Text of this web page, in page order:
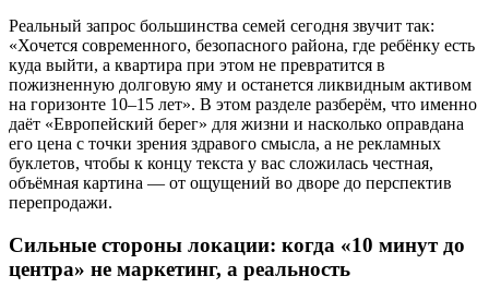
Реальный запрос большинства семей сегодня звучит так:
«Хочется современного, безопасного района, где ребёнку есть
куда выйти, а квартира при этом не превратится в
пожизненную долговую яму и останется ликвидным активом
на горизонте 10–15 лет». В этом разделе разберём, что именно
даёт «Европейский берег» для жизни и насколько оправдана
его цена с точки зрения здравого смысла, а не рекламных
буклетов, чтобы к концу текста у вас сложилась честная,
объёмная картина — от ощущений во дворе до перспектив
перепродажи.
Сильные стороны локации: когда «10 минут до
центра» не маркетинг, а реальность